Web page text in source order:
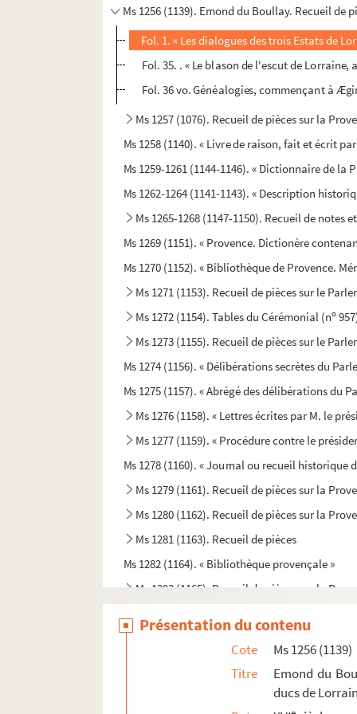
Ms 1256 (1139). Emond du Boullay. Recueil de
Fol. 1. « Les dialogues des trois Estats de
Fol. 35. . « Le blason de l'escut de
Fol. 36 vo. Généalogies, commençant à
Ms 1257 (1076). Recueil de pièces sur la
Ms 1258 (1140). « Livre de raison, fait et écrit
Ms 1259-1261 (1144-1146). « Dictionnaire de
Ms 1262-1264 (1141-1143). « Description
Ms 1265-1268 (1147-1150). Recueil de
Ms 1269 (1151). « Provence. Dictionère
Ms 1270 (1152). « Bibliothèque de Provence.
Ms 1271 (1153). Recueil de pièces sur le
Ms 1272 (1154). Tables du Cérémonial (no
Ms 1273 (1155). Recueil de pièces sur le
Ms 1274 (1156). « Délibérations secrètes du
Ms 1275 (1157). « Abrégé des délibérations
Ms 1276 (1158). « Lettres écrites par M. le
Ms 1277 (1159). « Procédure contre le
Ms 1278 (1160). « Journal ou recueil
Ms 1279 (1161). Recueil de pièces sur la
Ms 1280 (1162). Recueil de pièces sur la
Ms 1281 (1163). Recueil de pièces
Ms 1282 (1164). « Bibliothèque provençale »
Ms 1283 (1165). Recueil de pièces sur la
Ms 1285 (1167). Poésies diverses,
Ms 1287 (1169). « Actes de tous les synodes
Présentation du contenu
Cote
Ms 1256 (1139)
Titre
Emond du
ducs de